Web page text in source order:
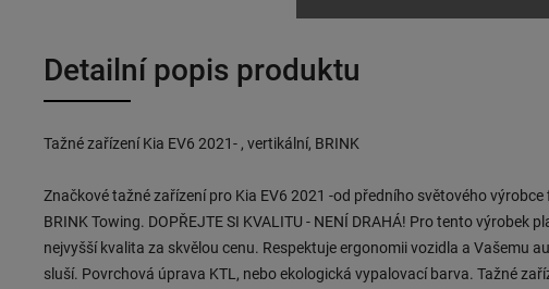
Detailní popis produktu
Tažné zařízení Kia EV6 2021- , vertikální, BRINK
Značkové tažné zařízení pro Kia EV6 2021 -od předního světového výrobce
BRINK Towing. DOPŘEJTE SI KVALITU - NENÍ DRAHÁ! Pro tento výrobek
nejvyšší kvalita za skvělou cenu. Respektuje ergonomii vozidla a Vašemu
sluší. Povrchová úprava KTL, nebo ekologická vypalovací barva. Tažné